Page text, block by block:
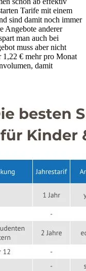
Tarife mit einem
sind damit noch immer
Angebote anderer
man auch bei
muss aber nicht
1,22 € mehr pro Monat
damit